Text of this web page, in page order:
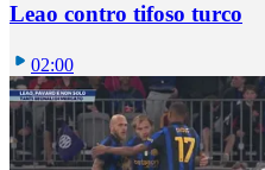
Leao contro tifoso turco
02:00